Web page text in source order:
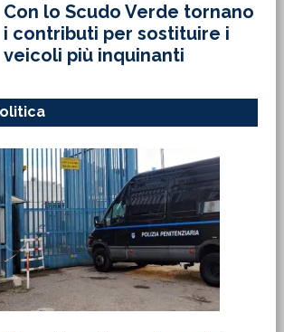
Con lo Scudo Verde tornano
i contributi per sostituire i
veicoli più inquinanti